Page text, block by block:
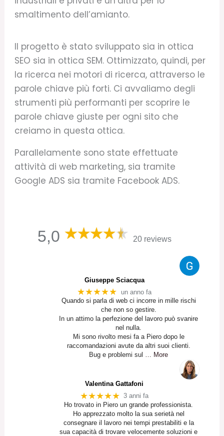
smaltimento dell’amianto.
Il progetto è stato sviluppato sia in ottica
SEO sia in ottica SEM. Ottimizzato, quindi, per
la ricerca nei motori di ricerca, attraverso le
parole chiave più forti. Ci avvaliamo degli
strumenti più performanti per scoprire le
parole chiave giuste per ogni sito che
creiamo in questa ottica.
Parallelamente sono state effettuate
attività di web marketing, sia tramite
Google ADS sia tramite Facebook ADS.
5,0 20 reviews
Giuseppe Sciacqua
★★★★★
un anno fa
Quando si parla di web ci incorre in mille rischi
che non so gestire.
In un attimo la perfezione del lavoro può svanire
nel nulla.
Mi sono rivolto mesi fa a Piero dopo le
raccomandazioni avute da altri suoi clienti.
Bug e problemi sul … More
Valentina Gattafoni
★★★★★ 3 anni fa
Ho trovato in Piero un grande professionista.
Ho apprezzato molto la sua serietà nel
consegnare il lavoro nei tempi prestabiliti e la
sua capacità di trovare velocemente soluzioni e